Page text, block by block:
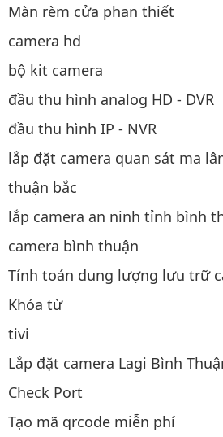
Màn rèm cửa phan thiết
camera hd
bộ kit camera
đầu thu hình analog HD - DVR
đầu thu hình IP - NVR
lắp đặt camera quan sát ma
thuận bắc
lắp camera an ninh tỉnh bình
camera bình thuận
Tính toán dung lượng lưu trữ
Khóa từ
tivi
Lắp đặt camera Lagi Bình
Check Port
Tạo mã qrcode miễn phí